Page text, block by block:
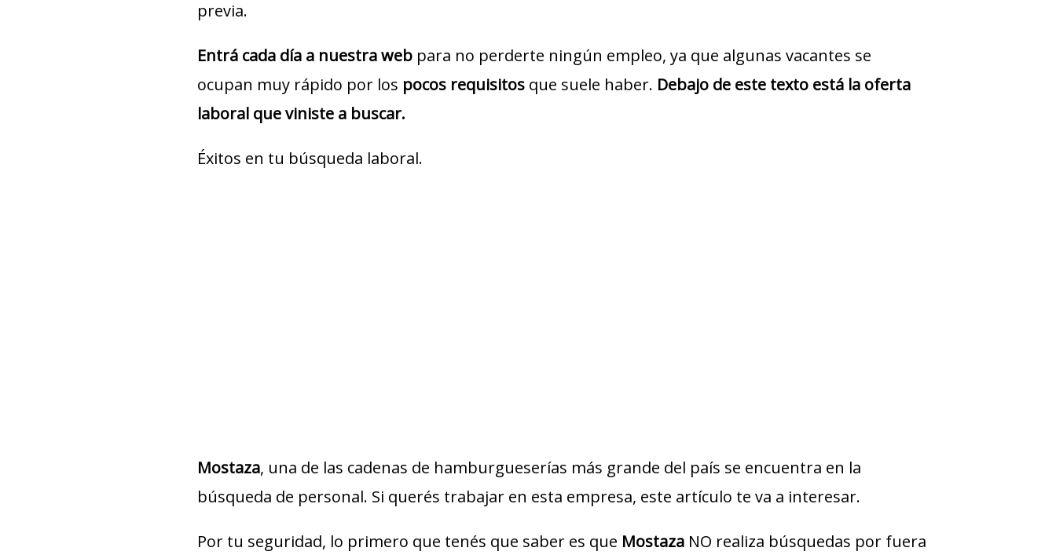
previa.
Entrá cada día a nuestra web para no perderte ningún empleo, ya que algunas vacantes se
ocupan muy rápido por los pocos requisitosque suele haber. Debajo de este texto está la oferta
laboral que viniste a buscar.
Éxitos en tu búsqueda laboral.
Mostaza, una de las cadenas de hamburgueserías más grande del país se encuentra en la
búsqueda de personal. Si querés trabajar en esta empresa, este artículo te va a interesar.
Por tu seguridad, lo primero que tenés que saber es que MostazaNO realiza búsquedas por fuera